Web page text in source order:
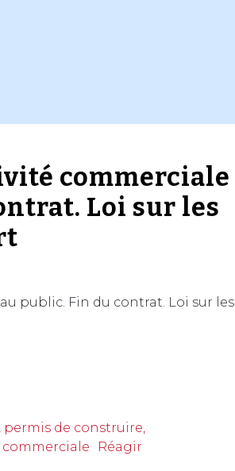
commerciale
Loi sur les
public. Fin du contrat. Loi sur les
permis de construire,
Réagir